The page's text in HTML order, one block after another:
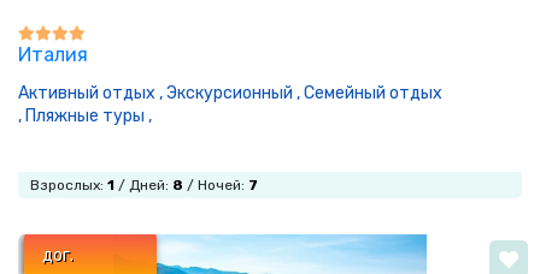
Италия
Активный отдых ,Экскурсионный ,Семейный отдых
, Пляжные туры ,
Взрослых: 1 / Дней: 8 / Ночей: 7
дог.